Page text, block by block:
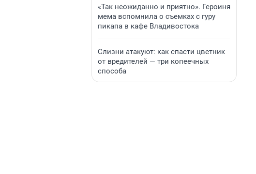
«Так неожиданно и приятно». Героиня
мема вспомнила о съемках с гуру
пикапа в кафе Владивостока
Слизни атакуют: как спасти цветник
от вредителей — три копеечных
способа